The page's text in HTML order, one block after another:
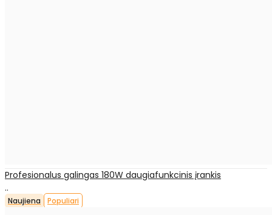
Profesionalus galingas 180W daugiafunkcinis įrankis
..
Naujiena Populiari